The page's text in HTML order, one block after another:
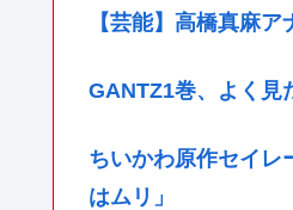
【芸能】高橋真麻
GANTZ1巻、よく見
ちいかわ原作セイレ
はムリ」